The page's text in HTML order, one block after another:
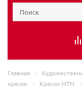
Главная -
краски
- Краски MTN -